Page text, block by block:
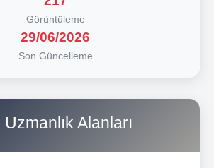
Görüntüleme
29/06/2026
Son Güncelleme
Uzmanlık Alanları